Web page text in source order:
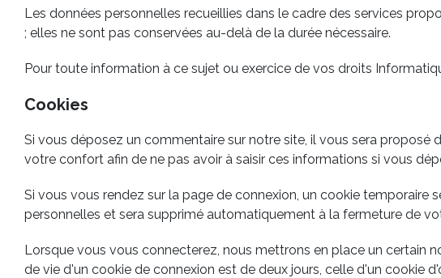
Les données personnelles recueillies dans le cadre des services
; elles ne sont pas conservées au-delà de la durée nécessaire.
Pour toute information à ce sujet ou exercice de vos droits
Cookies
Si vous déposez un commentaire sur notre site, il vous sera
votre confort afin de ne pas avoir à saisir ces informations si vous
Si vous vous rendez sur la page de connexion, un cookie
personnelles et sera supprimé automatiquement à la fermeture de
Lorsque vous vous connecterez, nous mettrons en place un certain
de vie d'un cookie de connexion est de deux jours, celle d'un cookie